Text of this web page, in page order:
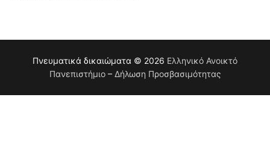
Πνευματικά δικαιώματα © 2026 Eλληνικό Ανοικτό
Πανεπιστήμιο– Δήλωση Προσβασιμότητας